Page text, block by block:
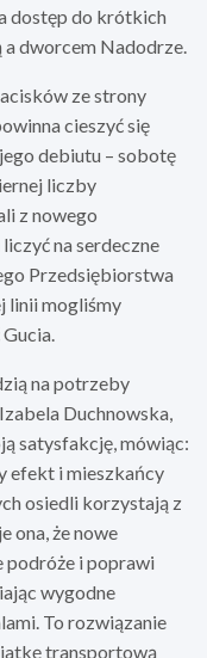
dostęp do krótkich
dworcem Nadodrze.
ze strony
cieszyć się
debiutu – sobotę
liczby
z nowego
na serdeczne
Przedsiębiorstwa
linii mogliśmy
na potrzeby
Duchnowska,
satysfakcję, mówiąc:
efekt i mieszkańcy
osiedli korzystają z
ona, że nowe
podróże i poprawi
wygodne
To rozwiązanie
transportową